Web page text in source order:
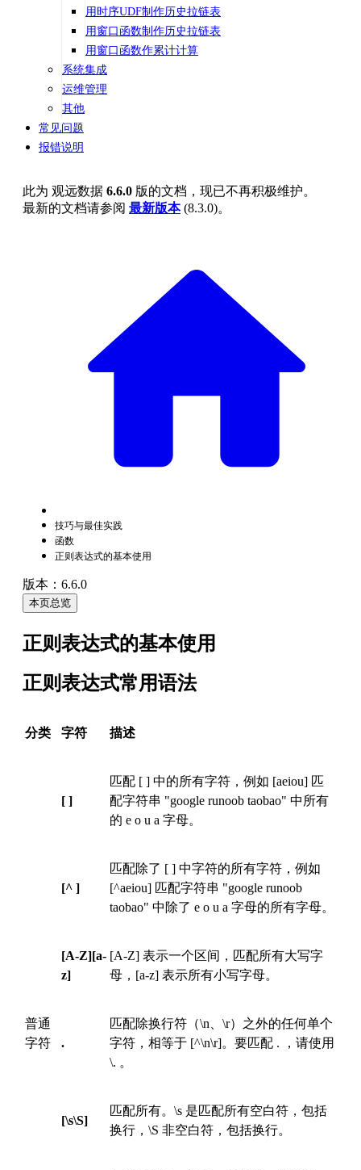
用时序UDF制作历史拉链表
用窗口函数制作历史拉链表
用窗口函数作累计计算
系统集成
运维管理
其他
常见问题
报错说明
此为 观远数据 6.6.0 版的文档，现已不再积极维护。
最新的文档请参阅 最新版本(8.3.0)。
技巧与最佳实践
函数
正则表达式的基本使用
版本：6.6.0
本页总览
正则表达式的基本使用
正则表达式常用语法
分类 字符 描述
普通
字符
[ ]
匹配 [ ] 中的所有字符，例如 [aeiou] 匹
配字符串 "google runoob taobao" 中所有
的 e o u a 字母。
[^ ]
匹配除了 [ ] 中字符的所有字符，例如
[^aeiou] 匹配字符串 "google runoob
taobao" 中除了 e o u a 字母的所有字母。
[A-Z][a-
z]
[A-Z] 表示一个区间，匹配所有大写字
母，[a-z] 表示所有小写字母。
.
匹配除换行符（\n、\r）之外的任何单个
字符，相等于 [^\n\r]。要匹配 . ，请使用
\. 。
[\s\S]
匹配所有。\s 是匹配所有空白符，包括
换行，\S 非空白符，包括换行。